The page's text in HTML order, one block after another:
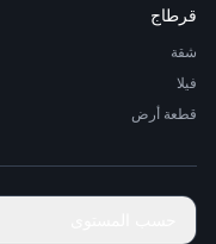
قرطاج
شقة
فيلا
قطعة أرض